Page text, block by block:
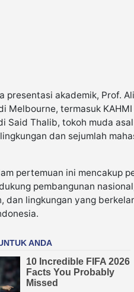
presentasi akademik, Prof.
Melbourne, termasuk
Said Thalib, tokoh muda
dan sejumlah
pertemuan ini mencakup
pembangunan
dan lingkungan yang